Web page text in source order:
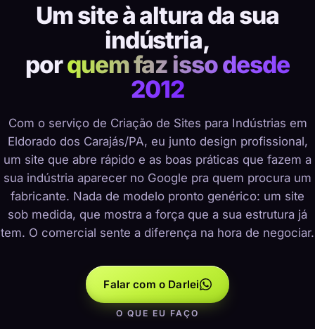
Um site à altura da sua
indústria,
porquem faz isso desde
2012
Com o serviço de Criação de Sites para Indústrias em
Eldorado dos Carajás/PA, eu junto design profissional,
um site que abre rápido e as boas práticas que fazem a
sua indústria aparecer no Google pra quem procura um
fabricante. Nada de modelo pronto genérico: um site
sob medida, que mostra a força que a sua estrutura já
tem. O comercial sente a diferença na hora de negociar.
Falar com o Darlei
O QUE EU FAÇO